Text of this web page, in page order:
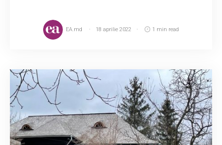
EA.md 18 aprilie 2022 1 min read